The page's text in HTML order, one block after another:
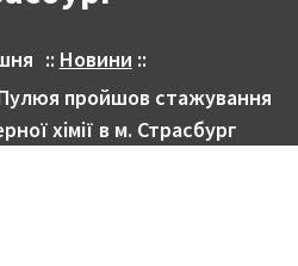
:: Новини ::
пройшов стажування
хімії в м. Страсбург